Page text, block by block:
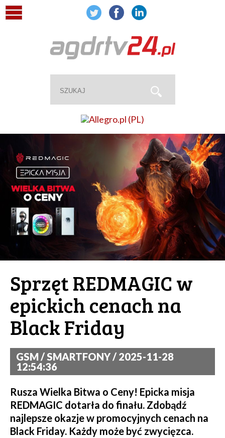
Sprzęt REDMAGIC w
epickich cenach na
Black Friday
GSM / SMARTFONY / 2025-11-28
12:54:36
Rusza Wielka Bitwa o Ceny! Epicka misja
REDMAGIC dotarła do finału. Zdobądź
najlepsze okazje w promocyjnych cenach na
Black Friday. Każdy może być zwycięzca.